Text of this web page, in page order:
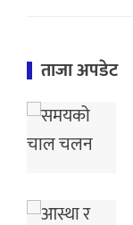
ताजा अपडेट